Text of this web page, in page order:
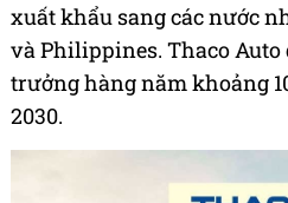
xuất khẩu sang các nước
và Philippines. Thaco Auto
trưởng hàng năm khoảng
2030.